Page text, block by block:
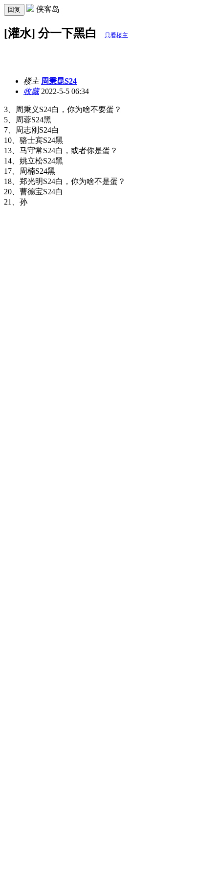
回复 侠客岛
[灌水] 分一下黑白 只看楼主
楼主 周秉昆S24
收藏2022-5-5 06:34
3、周秉义S24白，你为啥不要蛋？
5、周蓉S24黑
7、周志刚S24白
10、骆士宾S24黑
13、马守常S24白，或者你是蛋？
14、姚立松S24黑
17、周楠S24黑
18、郑光明S24白，你为啥不是蛋？
20、曹德宝S24白
21、孙